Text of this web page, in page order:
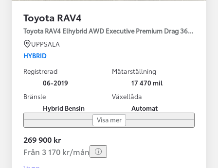
Toyota RAV4
Toyota RAV4 Elhybrid AWD Executive Premium Drag 360-kamera
UPPSALA
HYBRID
Registrerad
06-2019
Mätarställning
17 470 mil
Bränsle
Hybrid Bensin
Växellåda
Automat
Visa mer
269 900 kr
Från 3 170 kr/mån